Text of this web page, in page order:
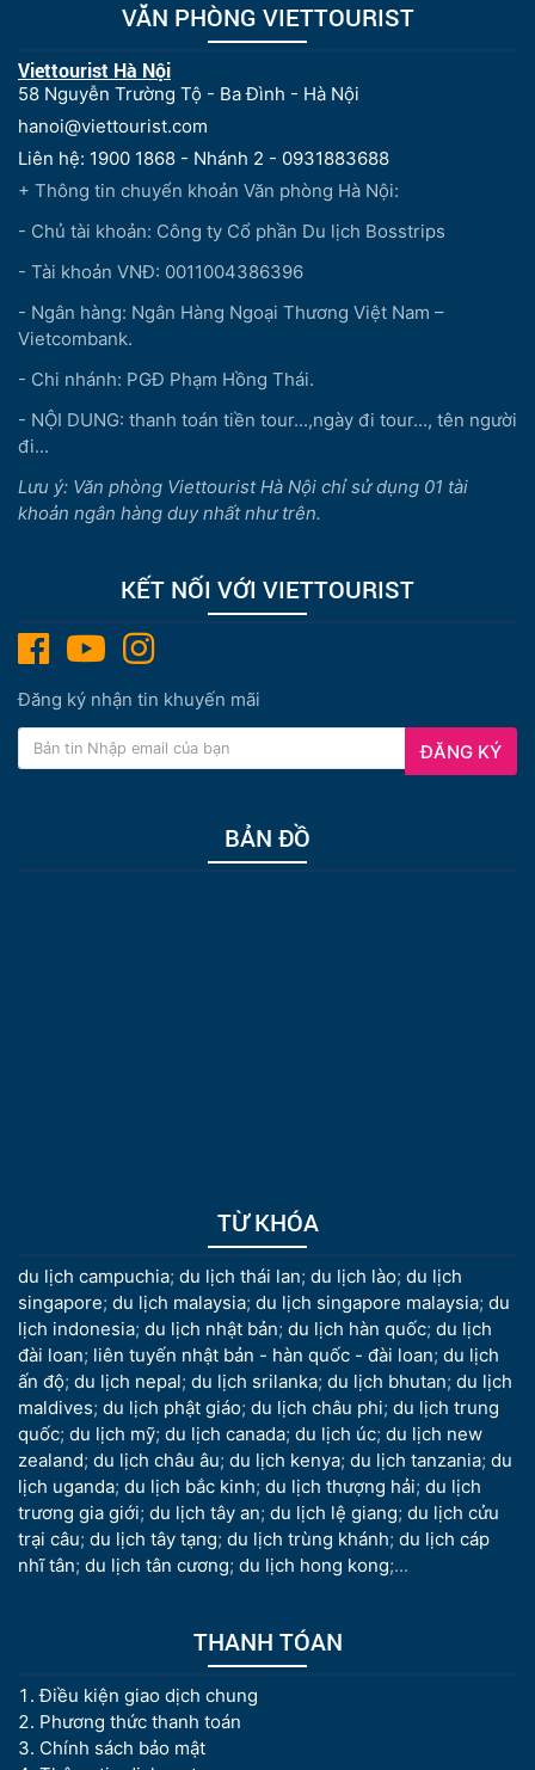
VĂN PHÒNG VIETTOURIST
Viettourist Hà Nội
58 Nguyễn Trường Tộ - Ba Đình - Hà Nội
hanoi@viettourist.com
Liên hệ: 1900 1868 - Nhánh 2 - 0931883688
+ Thông tin chuyển khoản Văn phòng Hà Nội:
- Chủ tài khoản: Công ty Cổ phần Du lịch Bosstrips
- Tài khoản VNĐ: 0011004386396
- Ngân hàng: Ngân Hàng Ngoại Thương Việt Nam –
Vietcombank.
- Chi nhánh: PGĐ Phạm Hồng Thái.
- NỘI DUNG: thanh toán tiền tour...,ngày đi tour..., tên người
đi...
Lưu ý: Văn phòng Viettourist Hà Nội chỉ sử dụng 01 tài
khoản ngân hàng duy nhất như trên.
KẾT NỐI VỚI VIETTOURIST
Đăng ký nhận tin khuyến mãi
ĐĂNG KÝ
BẢN ĐỒ
TỪ KHÓA
du lịch campuchia; du lịch thái lan; du lịch lào; du lịch
singapore; du lịch malaysia; du lịch singapore malaysia; du
lịch indonesia; du lịch nhật bản; du lịch hàn quốc; du lịch
đài loan; liên tuyến nhật bản - hàn quốc - đài loan; du lịch
ấn độ; du lịch nepal; du lịch srilanka; du lịch bhutan; du lịch
maldives; du lịch phật giáo; du lịch châu phi; du lịch trung
quốc; du lịch mỹ; du lịch canada; du lịch úc; du lịch new
zealand; du lịch châu âu; du lịch kenya; du lịch tanzania; du
lịch uganda; du lịch bắc kinh; du lịch thượng hải; du lịch
trương gia giới; du lịch tây an; du lịch lệ giang; du lịch cửu
trại câu; du lịch tây tạng; du lịch trùng khánh; du lịch cáp
nhĩ tân; du lịch tân cương; du lịch hong kong;...
THANH TÓAN
Điều kiện giao dịch chung
Phương thức thanh toán
Chính sách bảo mật